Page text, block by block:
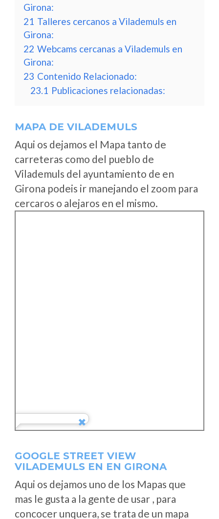
Girona:
21 Talleres cercanos a Vilademuls en
Girona:
22 Webcams cercanas a Vilademuls en
Girona:
23 Contenido Relacionado:
23.1 Publicaciones relacionadas:
MAPA DE VILADEMULS
Aqui os dejamos el Mapa tanto de
carreteras como del pueblo de
Vilademuls del ayuntamiento de en
Girona podeis ir manejando el zoom para
cercaros o alejaros en el mismo.
GOOGLE STREET VIEW
VILADEMULS EN EN GIRONA
Aqui os dejamos uno de los Mapas que
mas le gusta a la gente de usar , para
concocer unquera, se trata de un mapa